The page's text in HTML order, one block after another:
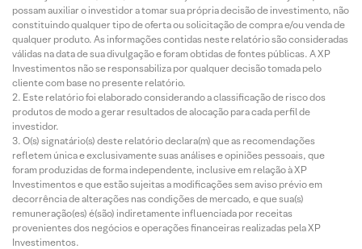
possam auxiliar o investidor a tomar sua própria decisão de investimento, não
constituindo qualquer tipo de oferta ou solicitação de compra e/ou venda de
qualquer produto. As informações contidas neste relatório são consideradas
válidas na data de sua divulgação e foram obtidas de fontes públicas. A XP
Investimentos não se responsabiliza por qualquer decisão tomada pelo
cliente com base no presente relatório.
Este relatório foi elaborado considerando a classificação de risco dos
produtos de modo a gerar resultados de alocação para cada perfil de
investidor.
O(s) signatário(s) deste relatório declara(m) que as recomendações
refletem única e exclusivamente suas análises e opiniões pessoais, que
foram produzidas de forma independente, inclusive em relação à XP
Investimentos e que estão sujeitas a modificações sem aviso prévio em
decorrência de alterações nas condições de mercado, e que sua(s)
remuneração(es) é(são) indiretamente influenciada por receitas
provenientes dos negócios e operações financeiras realizadas pela XP
Investimentos.